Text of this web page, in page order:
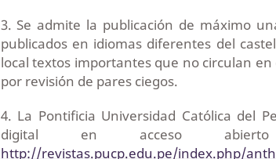
3. Se admite la publicación de máximo
publicados en idiomas diferentes del
local textos importantes que no circulan
por revisión de pares ciegos.
4. La Pontificia Universidad Católica del
digital en acceso
http://revistas.pucp.edu.pe/index.php/